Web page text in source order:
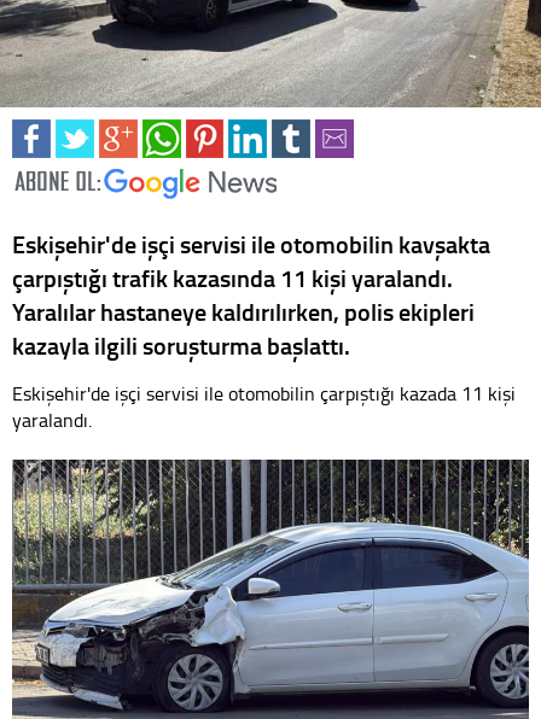
Eskişehir'de işçi servisi ile otomobilin kavşakta
çarpıştığı trafik kazasında 11 kişi yaralandı.
Yaralılar hastaneye kaldırılırken, polis ekipleri
kazayla ilgili soruşturma başlattı.
Eskişehir'de işçi servisi ile otomobilin çarpıştığı kazada 11 kişi
yaralandı.